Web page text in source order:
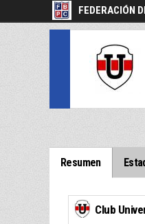
FEDERACIÓN
Resumen
Club